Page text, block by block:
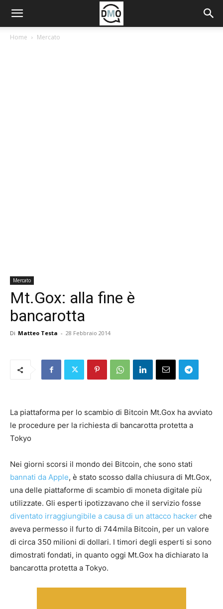
Home Mercato
Mercato
Mt.Gox: alla fine è
bancarotta
Di Matteo Testa - 28 Febbraio 2014
La piattaforma per lo scambio di Bitcoin Mt.Gox ha avviato
le procedure per la richiesta di bancarotta protetta a
Tokyo
Nei giorni scorsi il mondo dei Bitcoin, che sono stati
bannati da Apple, è stato scosso dalla chiusura di Mt.Gox,
una delle piattaforme di scambio di moneta digitale più
utilizzate. Gli esperti ipotizzavano che il servizio fosse
diventato irraggiungibile a causa di un attacco hacker che
aveva permesso il furto di 744mila Bitcoin, per un valore
di circa 350 milioni di dollari. I timori degli esperti si sono
dimostrati fondati, in quanto oggi Mt.Gox ha dichiarato la
bancarotta protetta a Tokyo.